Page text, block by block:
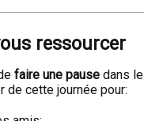
ressourcer
faire une pause dans
de cette journée pour: